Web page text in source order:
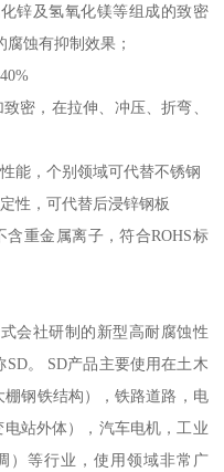
锌及氢氧化镁等组成的致密
蚀有抑制效果；
密，在拉伸、冲压、折弯、
能，个别领域可代替不锈钢
性，可代替后浸锌钢板
重金属离子，符合ROHS标
会社研制的新型高耐腐蚀性
SD。 SD产品主要使用在土木
钢铁结构），铁路道路，电
站外体），汽车电机，工业
）等行业，使用领域非常广